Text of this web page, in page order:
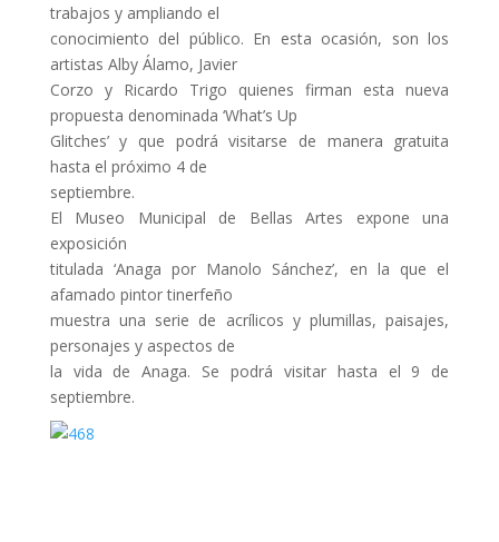
trabajos y ampliando el
conocimiento del público. En esta ocasión, son los
artistas Alby Álamo, Javier
Corzo y Ricardo Trigo quienes firman esta nueva
propuesta denominada ‘What’s Up
Glitches’ y que podrá visitarse de manera gratuita
hasta el próximo 4 de
septiembre.
El Museo Municipal de Bellas Artes expone una
exposición
titulada ‘Anaga por Manolo Sánchez’, en la que el
afamado pintor tinerfeño
muestra una serie de acrílicos y plumillas, paisajes,
personajes y aspectos de
la vida de Anaga. Se podrá visitar hasta el 9 de
septiembre.